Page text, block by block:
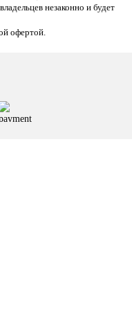
незаконно и будет
офертой.